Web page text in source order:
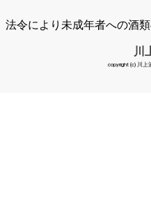
法令により未成年者への酒
川
copyright (c) 川上